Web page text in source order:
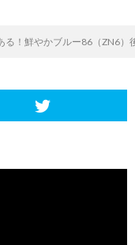
る！鮮やかブルー86（ZN6